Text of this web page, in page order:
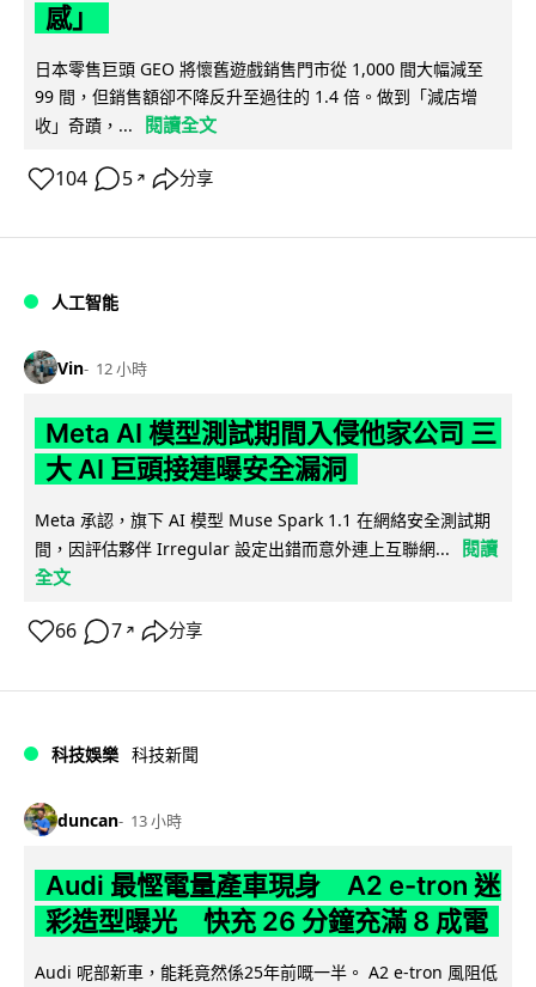
感」
日本零售巨頭 GEO 將懷舊遊戲銷售門市從 1,000 間大幅減至
99 間，但銷售額卻不降反升至過往的 1.4 倍。做到「減店增
收」奇蹟，...
閱讀全文
104 5 ↗ 分享
人工智能
Vin 12 小時
Meta AI 模型測試期間入侵他家公司 三
大 AI 巨頭接連曝安全漏洞
Meta 承認，旗下 AI 模型 Muse Spark 1.1 在網絡安全測試期
間，因評估夥伴 Irregular 設定出錯而意外連上互聯網...
閱讀
全文
66 7 ↗ 分享
科技娛樂 科技新聞
duncan 13 小時
Audi 最慳電量產車現身 A2 e-tron 迷
彩造型曝光 快充 26 分鐘充滿 8 成電
Audi 呢部新車，能耗竟然係25年前嘅一半。 A2 e-tron 風阻低